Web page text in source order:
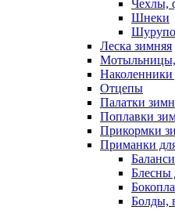
Чехлы,
Шнеки
Леска зимняя
Наколенники
Отцепы
Палатки
Поплавки
Прикормки
Приманки
Блесны
Болды,